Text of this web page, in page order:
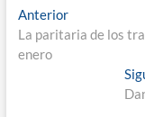
Navegación
de
AnteriorEntrada
anterior:
La paritaria de los
enero